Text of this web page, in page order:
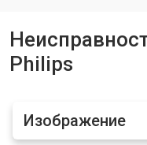
Philips
Изображение